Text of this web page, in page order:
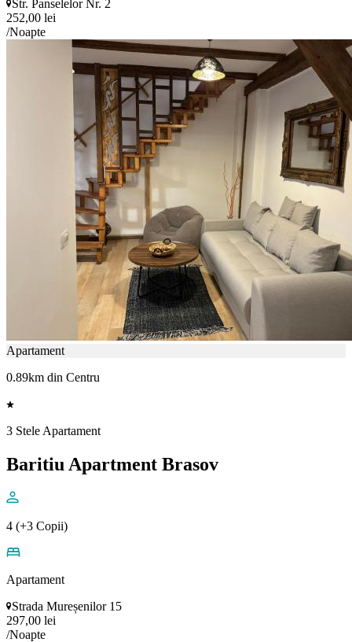
Str. Panselelor Nr. 2
252,00 lei
/Noapte
Apartament
0.89km din Centru
3 Stele Apartament
Baritiu Apartment Brasov
4 (+3 Copii)
Apartament
Strada Mureșenilor 15
297,00 lei
/Noapte